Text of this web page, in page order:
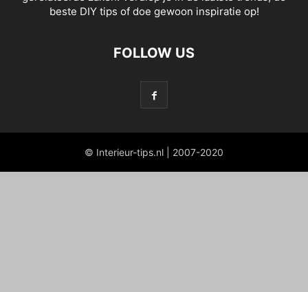
beste DIY tips of doe gewoon inspiratie op!
FOLLOW US
© Interieur-tips.nl | 2007-2020